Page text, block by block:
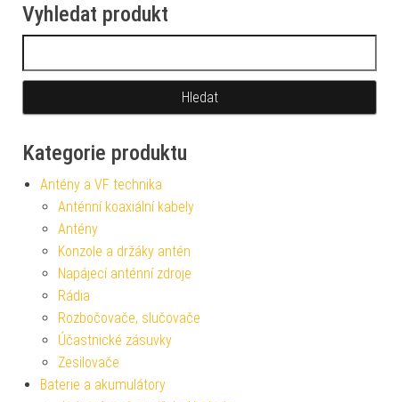
Vyhledat produkt
Kategorie produktu
Antény a VF technika
Anténní koaxiální kabely
Antény
Konzole a držáky antén
Napájecí anténní zdroje
Rádia
Rozbočovače, slučovače
Účastnické zásuvky
Zesilovače
Baterie a akumulátory